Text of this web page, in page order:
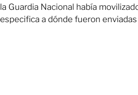
la Guardia Nacional había
especifica a dónde fueron